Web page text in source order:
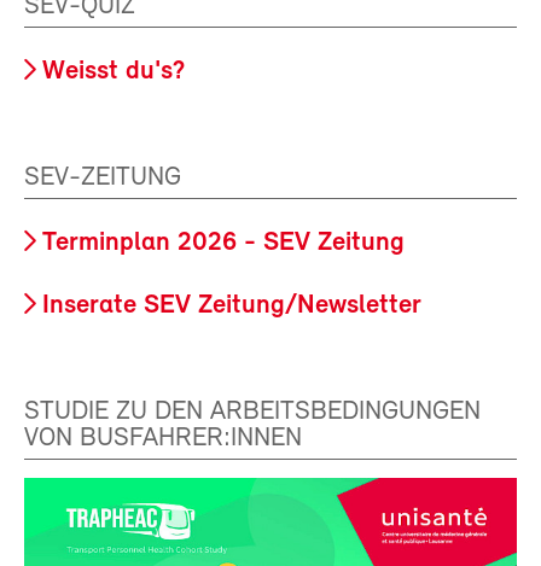
SEV-QUIZ
Weisst du's?
SEV-ZEITUNG
Terminplan 2026 - SEV Zeitung
Inserate SEV Zeitung/Newsletter
STUDIE ZU DEN ARBEITSBEDINGUNGEN
VON BUSFAHRER:INNEN